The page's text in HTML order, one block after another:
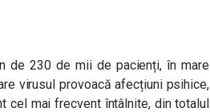
de 230 de mii de pacienți, în mare
virusul provoacă afecțiuni psihice,
cel mai frecvent întâlnite, din totalul